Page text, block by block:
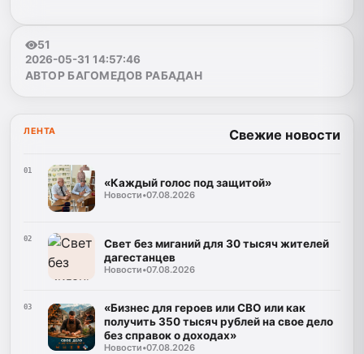
51
2026-05-31 14:57:46
АВТОР БАГОМЕДОВ РАБАДАН
ЛЕНТА Свежие новости
01
«Каждый голос под защитой»
Новости•07.08.2026
02
Свет без миганий для 30 тысяч жителей
дагестанцев
Новости•07.08.2026
03
«Бизнес для героев или СВО или как
получить 350 тысяч рублей на свое дело
без справок о доходах»
Новости•07.08.2026